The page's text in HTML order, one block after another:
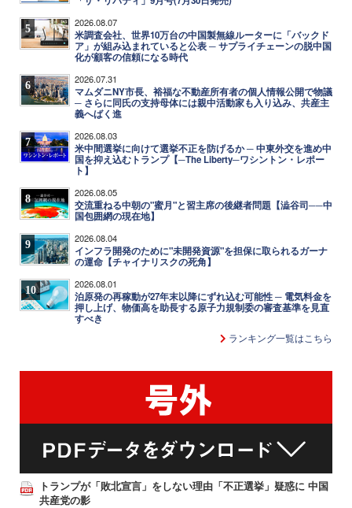
5 2026.08.07
米調査会社、世界10万台の中国製無線ルーターに「バックド
ア」が組み込まれていると公表 ─ サプライチェーンの脱中国
化が顧客の信頼になる時代
6 2026.07.31
マムダニNY市長、裕福な不動産所有者の個人情報公開で物議
─ さらに同氏の支持母体には親中活動家も入り込み、共産主
義へばく進
7 2026.08.03
米中間選挙に向けて選挙不正を防げるか ─ 中東外交を進め中
国を抑え込むトランプ【─The Liberty─ワシントン・レポー
ト】
8 2026.08.05
交流重ねる中朝の"蜜月"と習主席の後継者問題【澁谷司──中
国包囲網の現在地】
9 2026.08.04
インフラ開発のために"未開発資源"を担保に取られるガーナ
の運命【チャイナリスクの死角】
10 2026.08.01
泊原発の再稼動が27年末以降にずれ込む可能性 ─ 電気料金を
押し上げ、物価高を助長する原子力規制委の審査基準を見直
すべき
ランキング一覧はこちら
トランプが「敗北宣言」をしない理由「不正選挙」疑惑に 中国
共産党の影